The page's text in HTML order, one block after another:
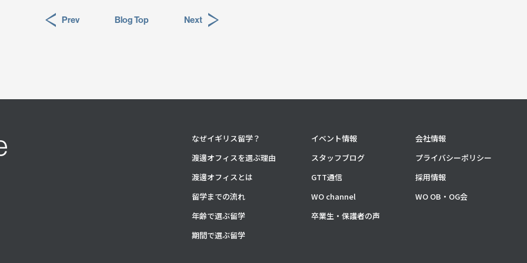
Prev Blog Top Next
なぜイギリス留学？
渡邊オフィスを選ぶ理由
渡邊オフィスとは
留学までの流れ
年齢で選ぶ留学
期間で選ぶ留学
イベント情報
スタッフブログ
GTT通信
WO channel
卒業生・保護者の声
会社情報
プライバシーポリシー
採用情報
WO OB・OG会